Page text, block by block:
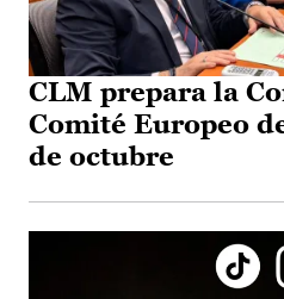
CLM prepara la
Comité Europeo
de octubre